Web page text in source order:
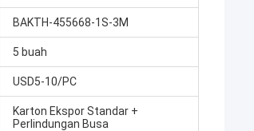
BAKTH-455668-1S-3M
5 buah
USD5-10/PC
Karton Ekspor Standar +
Perlindungan Busa